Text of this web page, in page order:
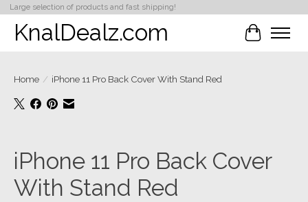
Large selection of products and fast shipping!
KnalDealz.com
Home / iPhone 11 Pro Back Cover With Stand Red
iPhone 11 Pro Back Cover
With Stand Red